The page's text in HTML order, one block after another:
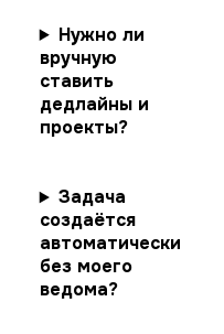
Нужно ли
вручную
ставить
дедлайны и
проекты?
Задача
создаётся
автоматически
без моего
ведома?